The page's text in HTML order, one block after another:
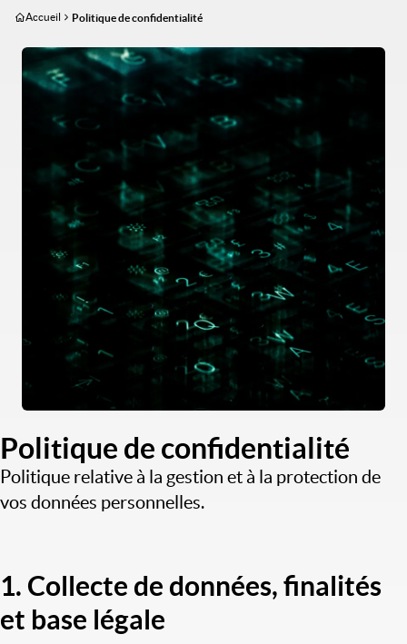
Aller
contenu
principal
Accueil Politique de confidentialité
Image
Politique de confidentialité
Politique relative à la gestion et à la protection de
vos données personnelles.
1. Collecte de données, finalités
et base légale